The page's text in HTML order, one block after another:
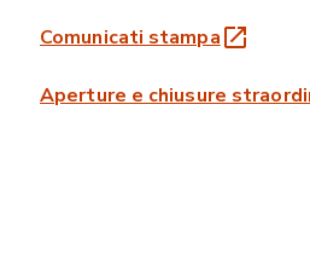
Comunicati stampa
Aperture e chiusure